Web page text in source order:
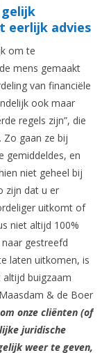
eerlijk advies
om te
mens gemaakt
van financiële
ook maar
regels zijn”, die
Zo gaan ze bij
gemiddeldes, en
niet geheel bij
zijn dat u er
uitkomt of
niet altijd 100%
naar gestreefd
laten uitkomen, is
buigzaam
& de Boer
onze cliënten (of
juridische
weer te geven,